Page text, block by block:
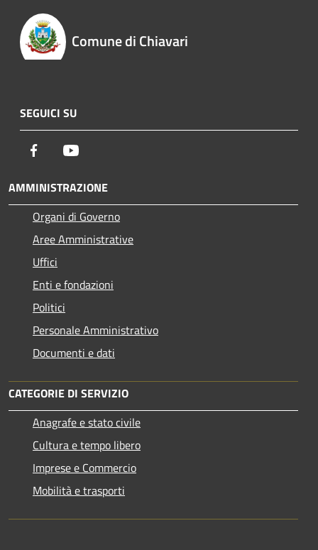
Comune di Chiavari
SEGUICI SU
Facebook
AMMINISTRAZIONE
Organi di Governo
Aree Amministrative
Uffici
Enti e fondazioni
Politici
Personale Amministrativo
Documenti e dati
CATEGORIE DI SERVIZIO
Anagrafe e stato civile
Cultura e tempo libero
Imprese e Commercio
Mobilità e trasporti